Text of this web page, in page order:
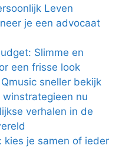
Leven
je een advocaat
Slimme en
een frisse look
sneller bekijk
nu
verhalen in de
kies je samen of ieder